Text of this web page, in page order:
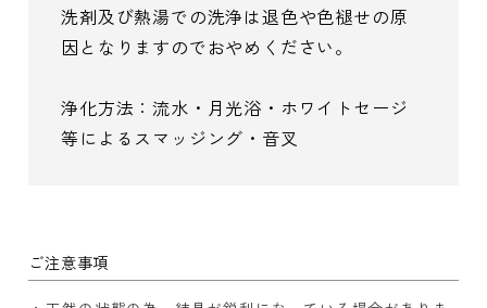
洗剤及び熱湯での洗浄は退色や色褪せの原
因となりますのでおやめください。
浄化方法：流水・月光浴・ホワイトセージ
等によるスマッジング・音叉
ご注意事項